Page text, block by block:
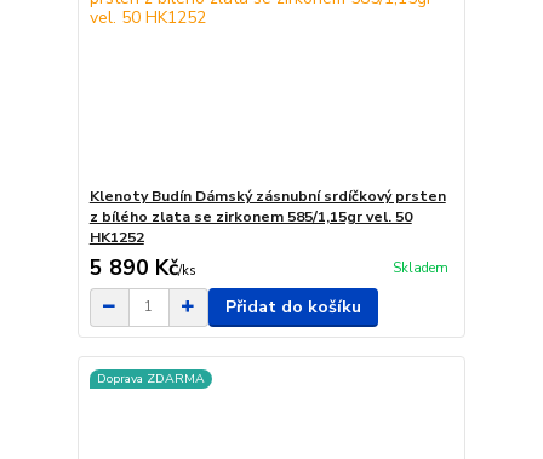
Klenoty Budín Dámský zásnubní srdíčkový prsten
z bílého zlata se zirkonem 585/1,15gr vel. 50
HK1252
5 890 Kč/ks Skladem
Přidat do košíku
Doprava ZDARMA